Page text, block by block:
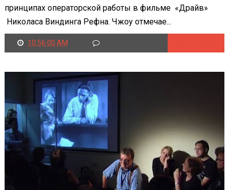
принципах операторской работы в фильме «Драйв»
Николаса Виндинга Рефна. Чжоу отмечае...
10:56:00 AM